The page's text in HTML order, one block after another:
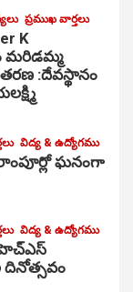
ప్రముఖ వార్తలు
K
మరిడమ్మ
:దేవస్థానం
విద్య & ఉద్యోగము
ఘనంగా
విద్య & ఉద్యోగము